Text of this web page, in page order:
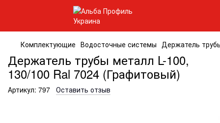
Комплектующие Водосточные системы Держатель
Держатель трубы металл L-100,
130/100 Ral 7024 (Графитовый)
Артикул: 797 Оставить отзыв